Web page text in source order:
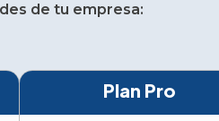
de tu empresa:
Plan Pro